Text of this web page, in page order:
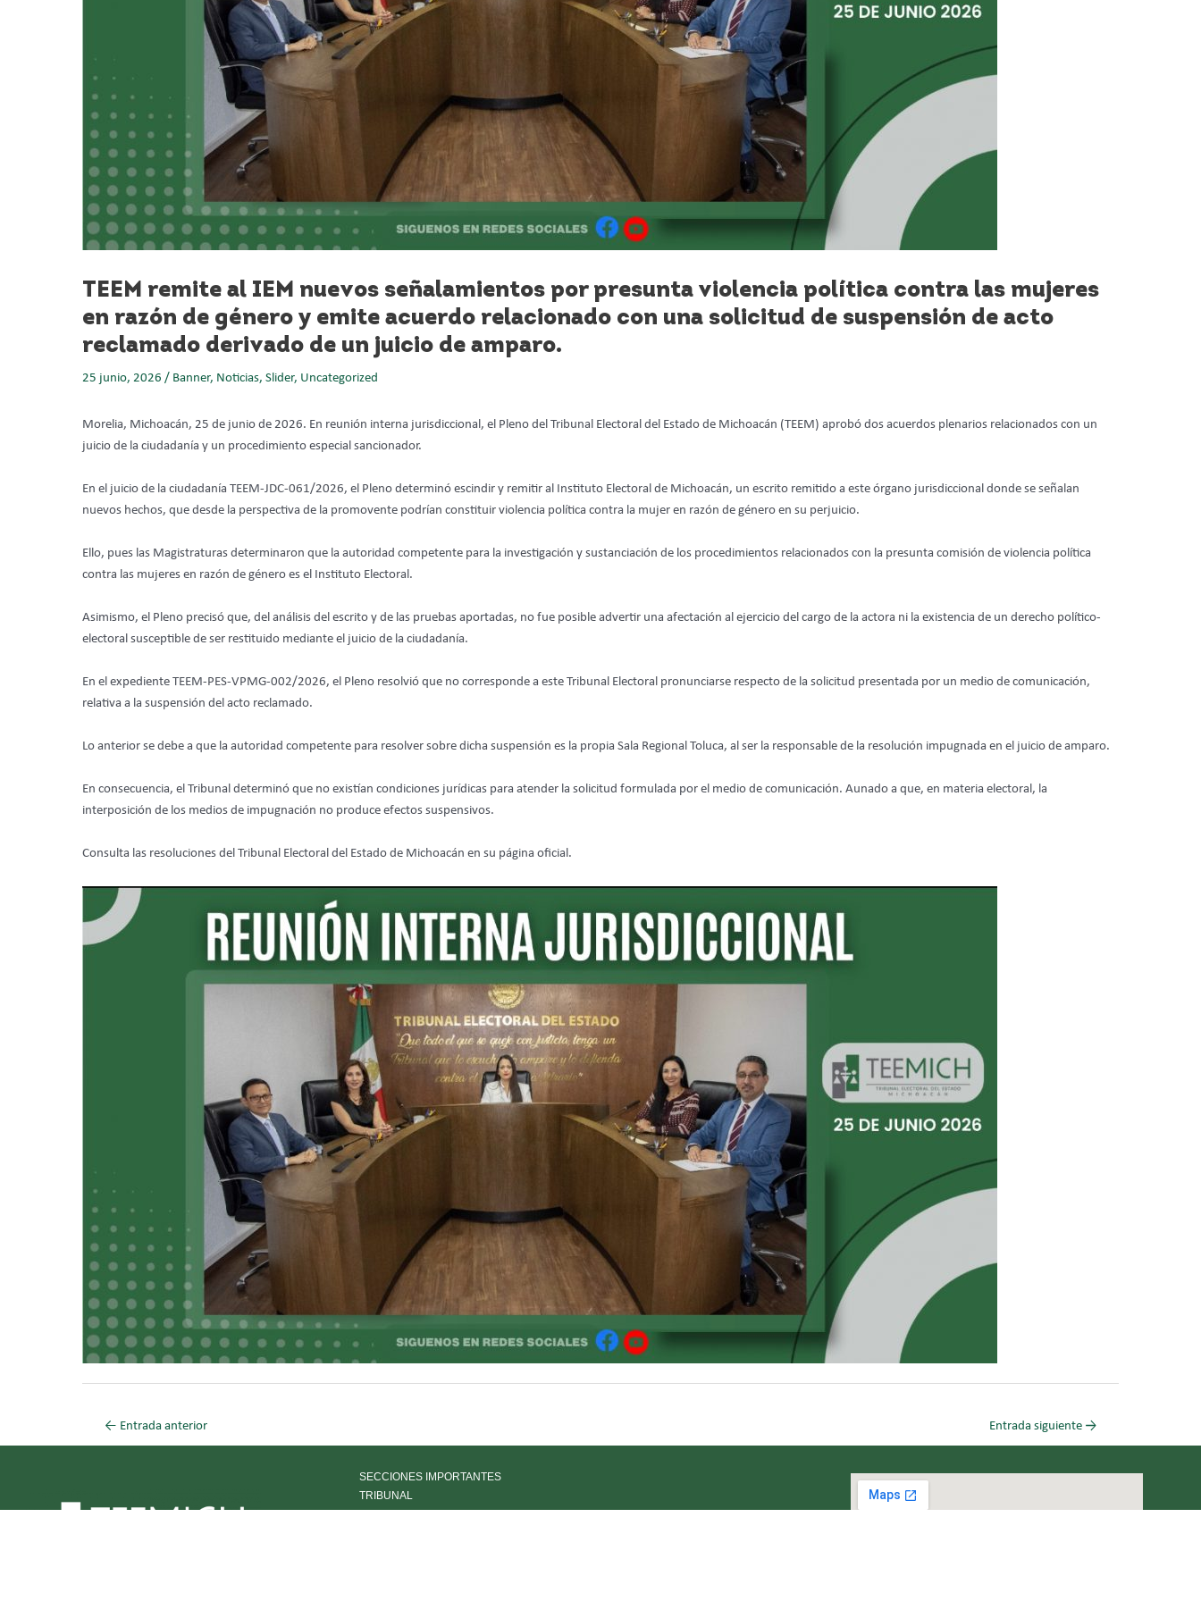
TEEM remite al IEM nuevos señalamientos por presunta violencia política contra las mujeres
en razón de género y emite acuerdo relacionado con una solicitud de suspensión de acto
reclamado derivado de un juicio de amparo.
25 junio, 2026 / Banner, Noticias, Slider, Uncategorized
Morelia, Michoacán, 25 de junio de 2026. En reunión interna jurisdiccional, el Pleno del Tribunal Electoral del Estado de Michoacán (TEEM) aprobó dos acuerdos plenarios relacionados con un
juicio de la ciudadanía y un procedimiento especial sancionador.
En el juicio de la ciudadanía TEEM-JDC-061/2026, el Pleno determinó escindir y remitir al Instituto Electoral de Michoacán, un escrito remitido a este órgano jurisdiccional donde se señalan
nuevos hechos, que desde la perspectiva de la promovente podrían constituir violencia política contra la mujer en razón de género en su perjuicio.
Ello, pues las Magistraturas determinaron que la autoridad competente para la investigación y sustanciación de los procedimientos relacionados con la presunta comisión de violencia política
contra las mujeres en razón de género es el Instituto Electoral.
Asimismo, el Pleno precisó que, del análisis del escrito y de las pruebas aportadas, no fue posible advertir una afectación al ejercicio del cargo de la actora ni la existencia de un derecho político-
electoral susceptible de ser restituido mediante el juicio de la ciudadanía.
En el expediente TEEM-PES-VPMG-002/2026, el Pleno resolvió que no corresponde a este Tribunal Electoral pronunciarse respecto de la solicitud presentada por un medio de comunicación,
relativa a la suspensión del acto reclamado.
Lo anterior se debe a que la autoridad competente para resolver sobre dicha suspensión es la propia Sala Regional Toluca, al ser la responsable de la resolución impugnada en el juicio de amparo.
En consecuencia, el Tribunal determinó que no existían condiciones jurídicas para atender la solicitud formulada por el medio de comunicación. Aunado a que, en materia electoral, la
interposición de los medios de impugnación no produce efectos suspensivos.
Consulta las resoluciones del Tribunal Electoral del Estado de Michoacán en su página oficial.
← Entrada anterior Entrada siguiente →
SECCIONES IMPORTANTES
TRIBUNAL